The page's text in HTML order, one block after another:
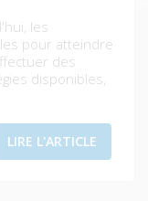
les
pour atteindre
des
disponibles,
LIRE L'ARTICLE